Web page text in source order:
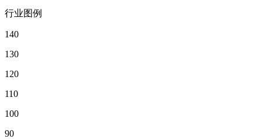
行业图例
140
130
120
110
100
90